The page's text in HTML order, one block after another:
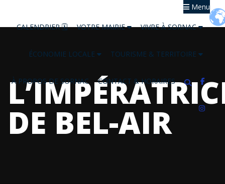
Menu
CALENDRIER 🗓 VOTRE MAIRIE VIVRE À SORNAC
ÉCONOMIE LOCALE TOURISME & TERRITOIRE
À PROPOS DE SORNAC CONTACT & HORAIRES
DE BEL-AIR